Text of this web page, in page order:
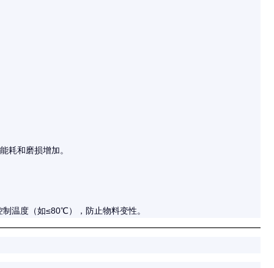
耗和磨损增加。
温度（如≤80℃），防止物料变性。